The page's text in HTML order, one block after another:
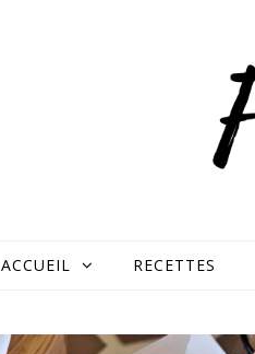
ACCUEIL RECETTES